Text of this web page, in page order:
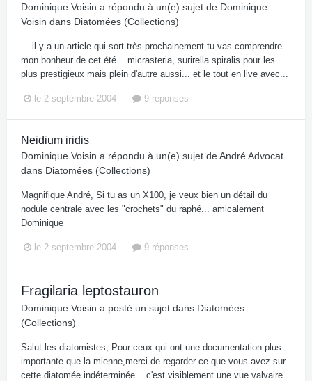
Dominique Voisin a répondu à un(e) sujet de Dominique
Voisin dans Diatomées (Collections)
... il y a un article qui sort très prochainement tu vas comprendre
mon bonheur de cet été... micrasteria, surirella spiralis pour les
plus prestigieux mais plein d'autre aussi... et le tout en live avec...
le 2 septembre 2004 9 réponses
Neidium iridis
Dominique Voisin a répondu à un(e) sujet deAndré Advocat
dans Diatomées (Collections)
Magnifique André, Si tu as un X100, je veux bien un détail du
nodule centrale avec les "crochets" du raphé... amicalement
Dominique
le 2 septembre 2004 9 réponses
Fragilaria leptostauron
Dominique Voisin a posté un sujet dans Diatomées
(Collections)
Salut les diatomistes, Pour ceux qui ont une documentation plus
importante que la mienne,merci de regarder ce que vous avez sur
cette diatomée indéterminée... c'est visiblement une vue valvaire...